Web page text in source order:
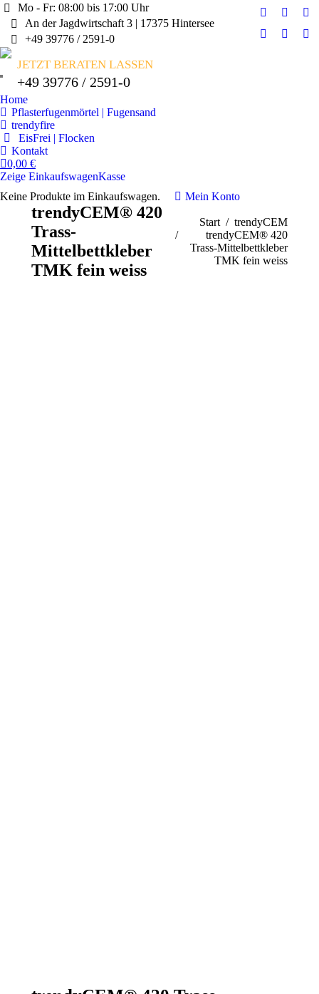
Mo - Fr: 08:00 bis 17:00 Uhr
An der Jagdwirtschaft 3 | 17375 Hintersee
+49 39776 / 2591-0
Instagram
page
X
page
YouTubeE-
JETZT BERATEN LASSEN
+49 39776 / 2591-0
Home
Pflasterfugenmörtel | Fugensand
trendyfire
EisFrei | Flocken
Kontakt
0,00 €
Zeige EinkaufswagenKasse
Keine Produkte im Einkaufswagen.
Mein Konto
trendyCEM® 420
Trass-
Mittelbettkleber
TMK fein weiss
Sie befinden sich hier:
Start
trendyCEM
trendyCEM® 420
Trass-Mittelbettkleber
TMK fein weiss